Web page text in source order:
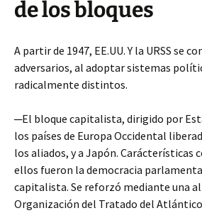
de los bloques
A partir de 1947, EE.UU. Y la URSS se
adversarios, al adoptar sistemas
radicalmente distintos.
─El bloque capitalista, dirigido por
los países de Europa Occidental
los aliados, y a Japón. Carácterísticas
ellos fueron la democracia
capitalista. Se reforzó mediante una
Organización del Tratado del